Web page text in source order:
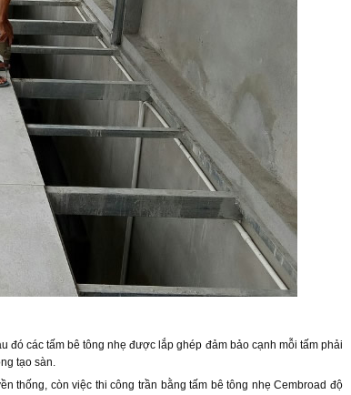
đó các tấm bê tông nhẹ được lắp ghép đảm bảo cạnh mỗi tấm phải
tạo sàn.
thống, còn việc thi công trần bằng tấm bê tông nhẹ Cembroad độ